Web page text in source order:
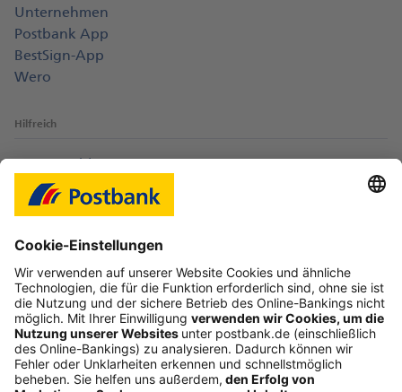
Unternehmen
Postbank App
BestSign-App
Wero
Hilfreich
Login-Probleme
Karte sperren
Kontakt
myBHW
Interessant
Freundschaftswerbung
Schufa-Auskunft
Soziales Engagement